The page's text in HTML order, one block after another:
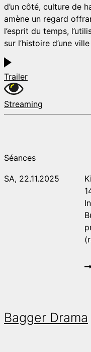
d’un côté, culture de
amène un regard
l’esprit du temps,
sur l’histoire d’une
Trailer
Streaming
Séances
SA, 22.11.2025
Bagger Drama